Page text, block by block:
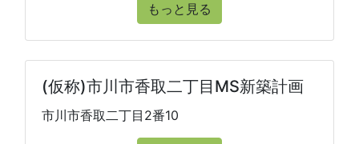
もっと見る
(仮称)市川市香取二丁目MS新築計画
市川市香取二丁目2番10